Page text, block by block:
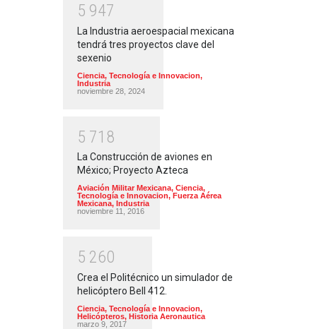
5 947
La Industria aeroespacial mexicana
tendrá tres proyectos clave del
sexenio
Ciencia, Tecnología e Innovacion,
Industria
noviembre 28, 2024
5 71 8
La Construcción de aviones en
México; Proyecto Azteca
Aviación Militar Mexicana, Ciencia,
Tecnología e Innovacion, Fuerza Aérea
Mexicana, Industria
noviembre 11, 2016
5 260
Crea el Politécnico un simulador de
helicóptero Bell 412.
Ciencia, Tecnología e Innovacion,
Helicópteros, Historia Aeronautica
marzo 9, 2017